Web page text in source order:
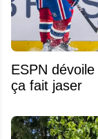
ESPN
ça fait jaser